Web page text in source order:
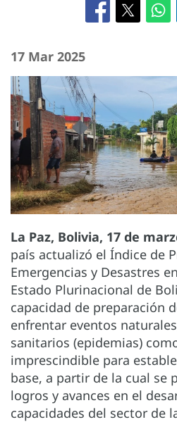
17 Mar 2025
La Paz, Bolivia, 17 de
país actualizó el Índice de
Emergencias y Desastres
Estado Plurinacional de
capacidad de preparación
enfrentar eventos
sanitarios (epidemias)
imprescindible para
base, a partir de la cual se
logros y avances en el
capacidades del sector de